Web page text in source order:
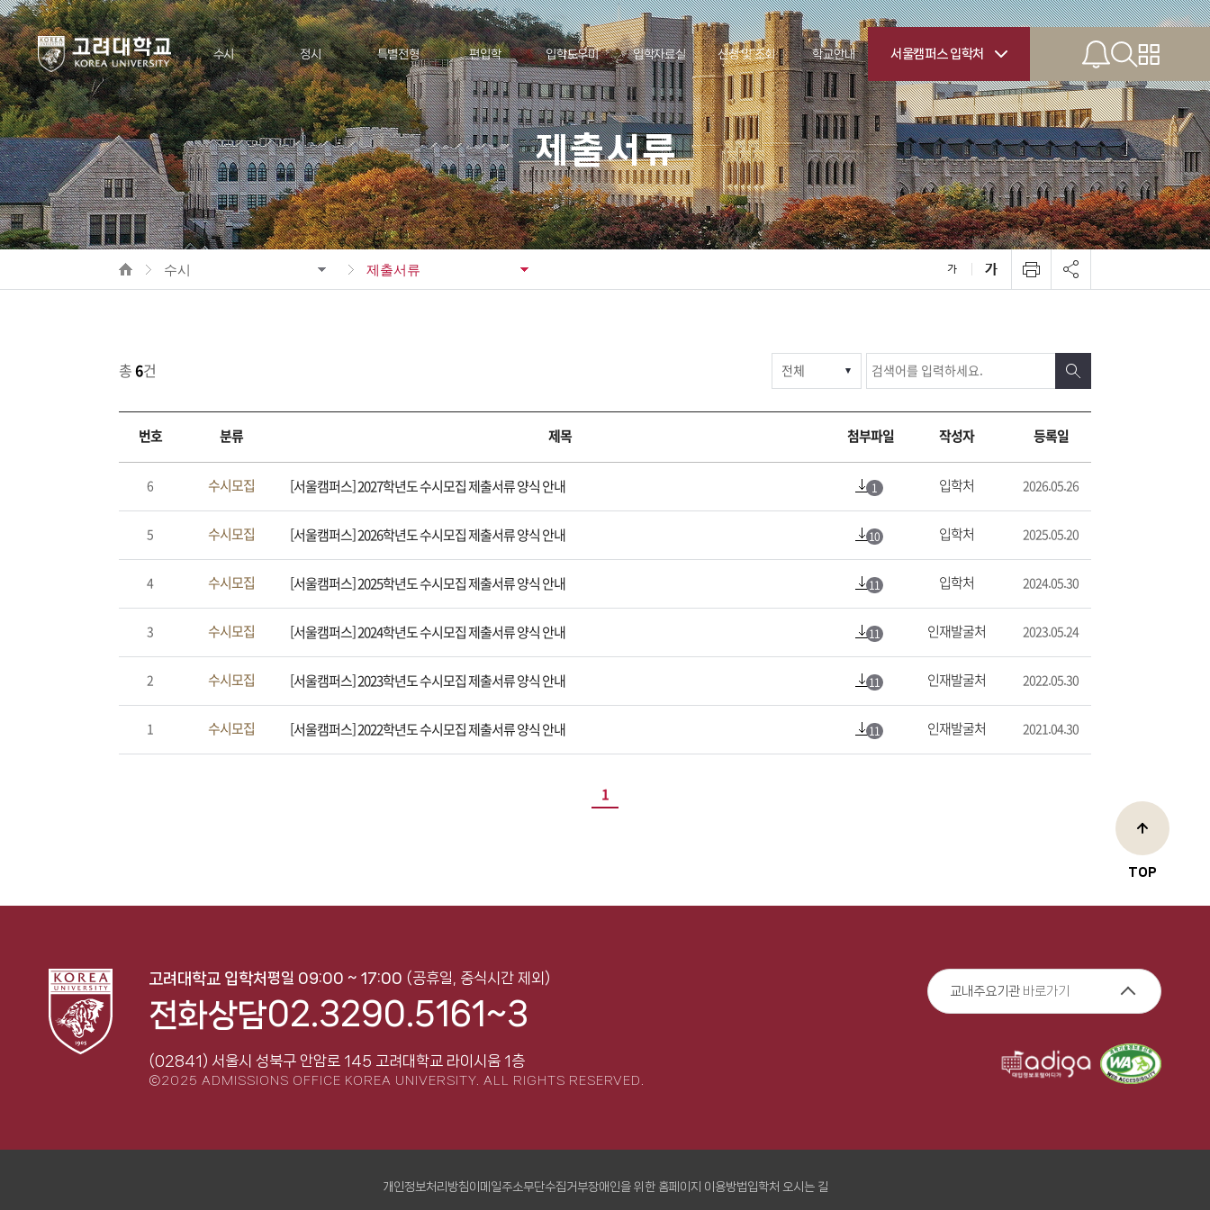
수시
모집요강
공지사항
제출서류
지원율통계
정시
모집요강
공지사항
제출서류
지원율통계
특별전형
모집요강(전기)
모집요강(후기)
공지사항
제출서류
지원율통계
편입학
모집요강
공지사항
제출서류
지원율통계
입학도우미
통합 공지사항
Q&A
FAQ
통합일정
입학자료실
기출문제
전년도 모집요강
입시 관련 영상
입학처 규정
동영상 강의
신청 및 조회
성적표 리포팅
도착확인
고교별 합격자
조회
학교안내
International
Students
전공안내
다양한 전공제도
기숙사
견학프로그램
입학처 오시는 길
서울캠퍼스 입학처
KU
TOP
제출서류
수시 제출서류
총 6건
번호 분류 제목 첨부파일 작성자 등록일
6 수시모집 [서울캠퍼스] 2027학년도 수시모집 제출서류 양식 안내 1 입학처 2026.05.26
5 수시모집 [서울캠퍼스] 2026학년도 수시모집 제출서류 양식 안내 10 입학처 2025.05.20
4 수시모집 [서울캠퍼스] 2025학년도 수시모집 제출서류 양식 안내 11 입학처 2024.05.30
3 수시모집 [서울캠퍼스] 2024학년도 수시모집 제출서류 양식 안내 11 인재발굴처 2023.05.24
2 수시모집 [서울캠퍼스] 2023학년도 수시모집 제출서류 양식 안내 11 인재발굴처 2022.05.30
1 수시모집 [서울캠퍼스] 2022학년도 수시모집 제출서류 양식 안내 11 인재발굴처 2021.04.30
1
고려대학교 입학처
전화상담
평일 09:00 ~ 17:00 (공휴일, 중식시간 제외)
02.3290.5161~3
교내주요기관 바로가기
(02841) 서울시 성북구 안암로 145 고려대학교 라이시움 1층
ⓒ2025 ADMISSIONS OFFICE KOREA UNIVERSITY. ALL RIGHTS RESERVED.
개인정보처리방침이메일주소무단수집거부장애인을 위한 홈페이지 이용방법입학처 오시는 길